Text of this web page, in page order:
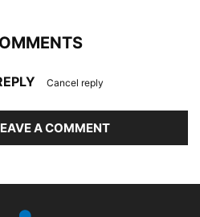
Cancel reply
A COMMENT